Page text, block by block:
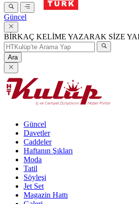
Güncel
BİRKAÇ KELİME YAZARAK SİZE
Ara
Güncel
Davetler
Caddeler
Haftanın Şıkları
Moda
Tatil
Söyleşi
Jet Set
Magazin Hattı